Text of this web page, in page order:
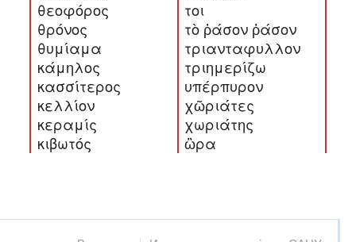
θεοφόρος
θρόνος
θυμίαμα
κάμηλος
κασσίτερος
κελλίον
κεραμίς
κιβωτός
τοι
τὸ ῥάσον ῥάσον
τριανταφυλλον
τριημερίζω
υπέρπυρον
χῶριάτες
χωριάτης
ὣρα